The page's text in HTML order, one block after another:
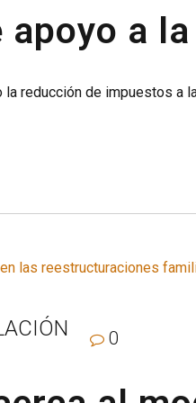
apoyo a
la reducción de impuestos a
0